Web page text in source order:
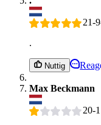
21-
.
Nuttig
Max Beckmann
20-